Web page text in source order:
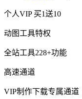
个人VIP 买1送10
动图工具特权
全站工具228+功能
高速通道
VIP制作下载专属通道